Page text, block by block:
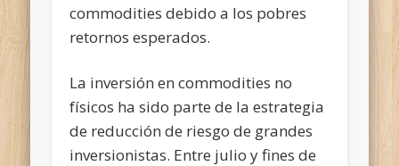
commodities debido a los pobres
retornos esperados.
La inversión en commodities no
físicos ha sido parte de la estrategia
de reducción de riesgo de grandes
inversionistas. Entre julio y fines de